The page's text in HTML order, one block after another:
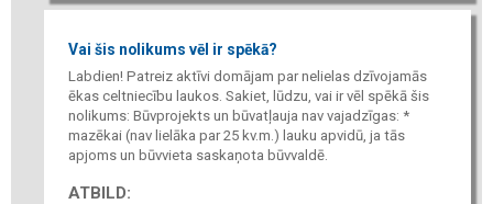
Vai šis nolikums vēl ir spēkā?
Labdien! Patreiz aktīvi domājam par nelielas dzīvojamās
ēkas celtniecību laukos. Sakiet, lūdzu, vai ir vēl spēkā šis
nolikums: Būvprojekts un būvatļauja nav vajadzīgas: *
mazēkai (nav lielāka par 25 kv.m.) lauku apvidū, ja tās
apjoms un būvvieta saskaņota būvvaldē.
ATBILD: